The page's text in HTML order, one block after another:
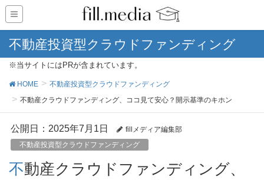
不動産投資型クラウドファンディング
※当サイトにはPRが含まれています。
HOME
不動産投資型クラウドファンディング
不動産クラウドファンディング、ココ見て安心？開示基準のキホン
公開日： 2025年7月1日
fillメディア編集部
不動産投資型クラウドファンディング
不動産クラウドファンディング、